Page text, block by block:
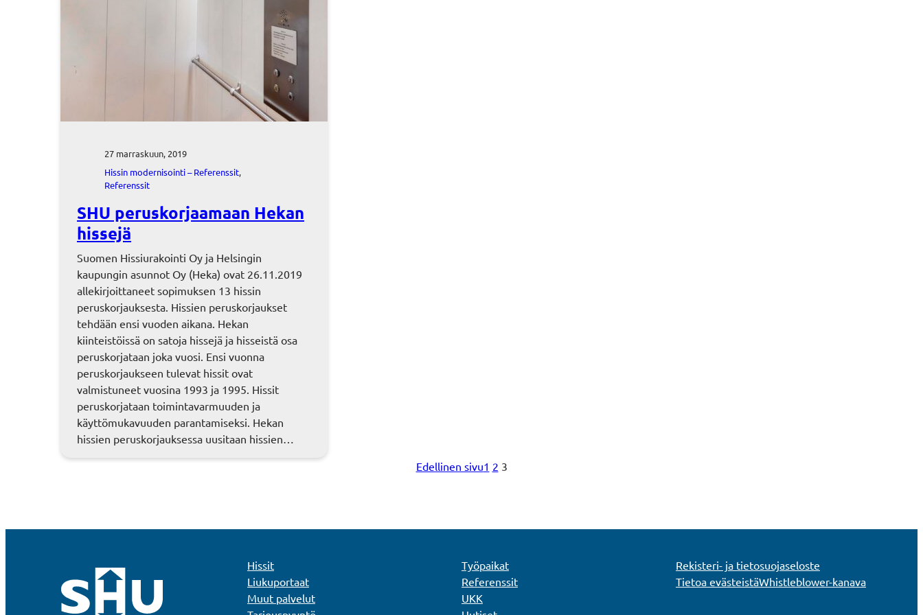
27 marraskuun, 2019
Hissin modernisointi – Referenssit
Referenssit
SHU peruskorjaamaan Hekan
hissejä
Suomen Hissiurakointi Oy ja Helsingin
kaupungin asunnot Oy (Heka) ovat 26.11.2019
allekirjoittaneet sopimuksen 13 hissin
peruskorjauksesta. Hissien peruskorjaukset
tehdään ensi vuoden aikana. Hekan
kiinteistöissä on satoja hissejä ja hisseistä osa
peruskorjataan joka vuosi. Ensi vuonna
peruskorjaukseen tulevat hissit ovat
valmistuneet vuosina 1993 ja 1995. Hissit
peruskorjataan toimintavarmuuden ja
käyttömukavuuden parantamiseksi. Hekan
hissien peruskorjauksessa uusitaan hissien…
Edellinen sivu1 2 3
Hissit
Liukuportaat
Muut palvelut
Työpaikat
Referenssit
UKK
Rekisteri- ja tietosuojaseloste
Tietoa evästeistäWhistleblower-kanava